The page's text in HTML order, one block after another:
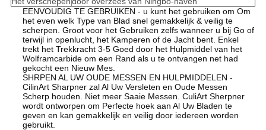
EENVOUDIG TE GEBRUIKEN - u kunt het gebruiken om Om
het even welk Type van Blad snel gemakkelijk & veilig te
scherpen. Groot voor het Gebruiken zelfs wanneer u bij Go of
terwijl in openlucht, het Kamperen of de Jacht bent. Enkel
trekt het Trekkracht 3-5 Goed door het Hulpmiddel van het
Wolframcarbide om een Rand als u te ontvangen net had
gekocht een Nieuw Mes.
SHRPEN AL UW OUDE MESSEN EN HULPMIDDELEN -
CilinArt Sharpner zal Al Uw Versleten en Oude Messen
Scherp houden. Niet meer Saaie Messen. CuliArt Sherpner
wordt ontworpen om Perfecte hoek aan Al Uw Bladen te
geven en kan gemakkelijk en veilig door iedereen worden
gebruikt.